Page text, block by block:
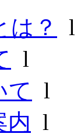
は？
l
て l
内 l